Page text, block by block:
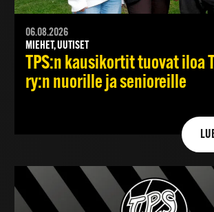
06.08.2026
MIEHET, UUTISET
TPS:n kausikortit tuovat iloa
ry:n nuorille ja senioreille